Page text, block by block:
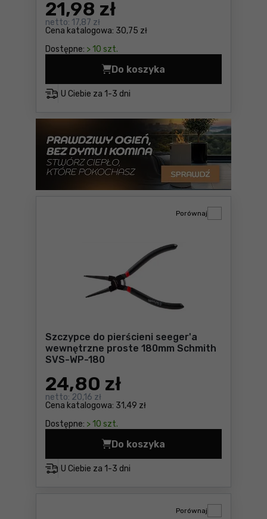
Cena katalogowa: 30,75 zł
21,98 zł
netto: 17,87 zł
Dostępne: > 10 szt.
U Ciebie za 1-3 dni
Do koszyka
Szczypce segera 220mm
Szczypce do pierścieni seeger'a
wewnętrzne proste 180mm Schmith
SVS-WP-180
Cena katalogowa: 31,49 zł
24,80 zł
netto: 20,16 zł
Dostępne: > 10 szt.
Porównaj
U Ciebie za 1-3 dni
Do koszyka
Szczypce do pierścieni
Porównaj